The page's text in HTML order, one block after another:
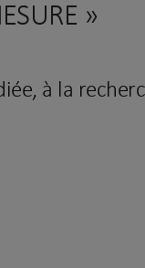
»
à la